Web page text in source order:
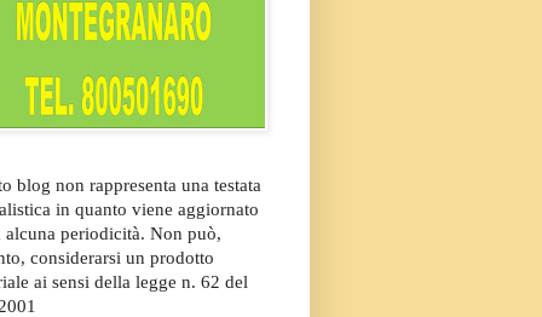
blog non rappresenta una testata
in quanto viene aggiornato
alcuna periodicità. Non può,
considerarsi un prodotto
ai sensi della legge n. 62 del